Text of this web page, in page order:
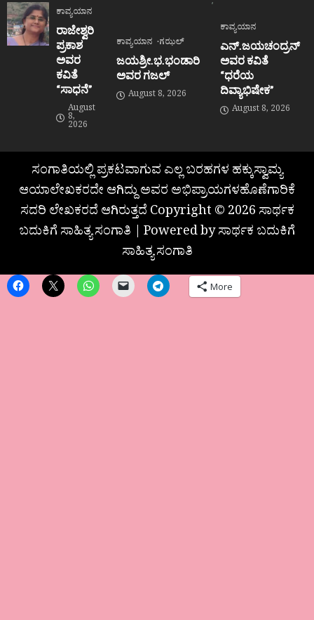
ಕಾವ್ಯಯಾನ
ರಾಜೇಶ್ವರಿ
ಪ್ರಕಾಶ
ಅವರ
ಕವಿತೆ
“ಸಾಧನೆ”
August
8,
2026
ಕಾವ್ಯಯಾನ ಗಝಲ್
ಜಯಶ್ರೀ.ಭ.ಭಂಡಾರಿ
ಅವರ ಗಜಲ್
August 8, 2026
ಕಾವ್ಯಯಾನ
ಎನ್.ಜಯಚಂದ್ರನ್
ಅವರ ಕವಿತೆ
“ಧರೆಯ
ದಿವ್ಯಾಭಿಷೇಕ”
August 8, 2026
ಸಂಗಾತಿಯಲ್ಲಿ ಪ್ರಕಟವಾಗುವ ಎಲ್ಲ ಬರಹಗಳ ಹಕ್ಕುಸ್ವಾಮ್ಯ
ಆಯಾಲೇಖಕರದೇ ಆಗಿದ್ದು ಅವರ ಅಭಿಪ್ರಾಯಗಳಹೊಣೆಗಾರಿಕೆ
ಸದರಿ ಲೇಖಕರದೆ ಆಗಿರುತ್ತದೆ Copyright © 2026 ಸಾರ್ಥಕ
ಬದುಕಿಗೆ ಸಾಹಿತ್ಯ ಸಂಗಾತಿ | Powered by ಸಾರ್ಥಕ ಬದುಕಿಗೆ
ಸಾಹಿತ್ಯ ಸಂಗಾತಿ
More